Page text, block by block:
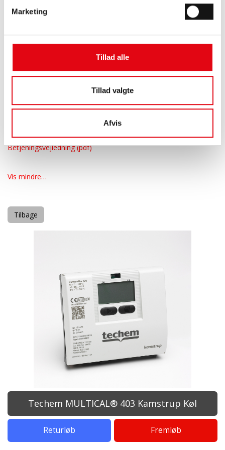
Marketing
Tillad alle
Tillad valgte
Afvis
Fleksibel montering - horisontalt /vertikalt
Vægbeslag er integreret i måler.
Kan leveres som OMS (Open Metering System), der giver
frihed og fleksibilitet i jeres løsninger.
Download filer
Betjeningsvejledning (pdf)
Vis mindre…
Tilbage
Techem MULTICAL® 403 Kamstrup Køl
Returløb Fremløb